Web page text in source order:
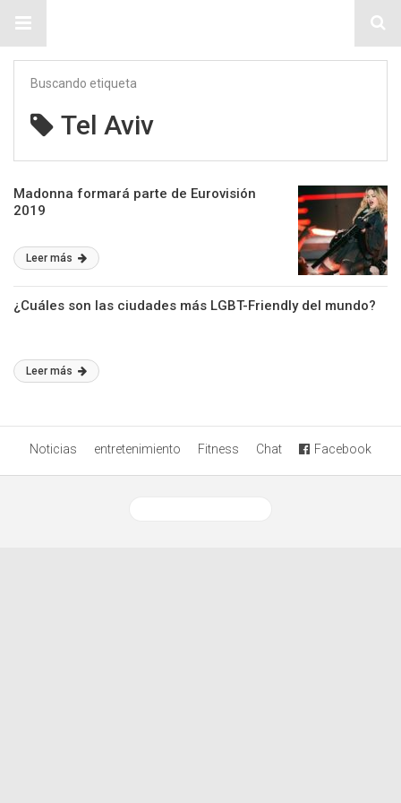
Buscando etiqueta
Tel Aviv
Madonna formará parte de Eurovisión
2019
Leer más
¿Cuáles son las ciudades más LGBT-Friendly del mundo?
Leer más
Noticias entretenimiento Fitness Chat Facebook